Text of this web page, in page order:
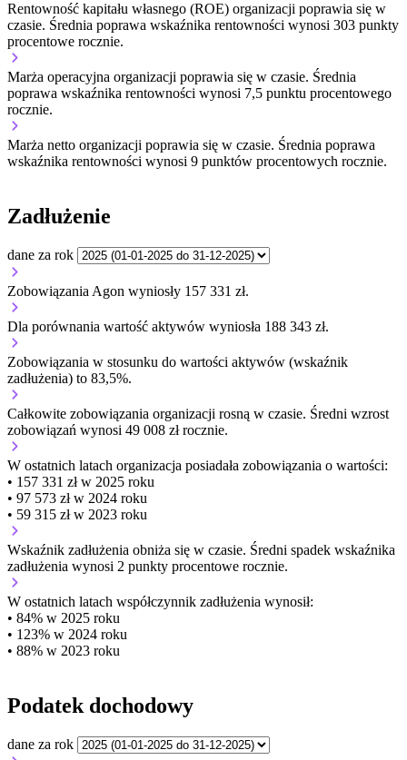
Rentowność kapitału własnego (ROE) organizacji poprawia się w
czasie. Średnia poprawa wskaźnika rentowności wynosi 303 punkty
procentowe rocznie.
Marża operacyjna organizacji poprawia się w czasie. Średnia
poprawa wskaźnika rentowności wynosi 7,5 punktu procentowego
rocznie.
Marża netto organizacji poprawia się w czasie. Średnia poprawa
wskaźnika rentowności wynosi 9 punktów procentowych rocznie.
Zadłużenie
dane za rok
Zobowiązania Agon wyniosły 157 331 zł.
Dla porównania wartość aktywów wyniosła 188 343 zł.
Zobowiązania w stosunku do wartości aktywów (wskaźnik
zadłużenia) to 83,5%.
Całkowite zobowiązania organizacji rosną w czasie. Średni wzrost
zobowiązań wynosi 49 008 zł rocznie.
W ostatnich latach organizacja posiadała zobowiązania o wartości:
• 157 331 zł w 2025 roku
• 97 573 zł w 2024 roku
• 59 315 zł w 2023 roku
Wskaźnik zadłużenia obniża się w czasie. Średni spadek wskaźnika
zadłużenia wynosi 2 punkty procentowe rocznie.
W ostatnich latach współczynnik zadłużenia wynosił:
• 84% w 2025 roku
• 123% w 2024 roku
• 88% w 2023 roku
Podatek dochodowy
dane za rok